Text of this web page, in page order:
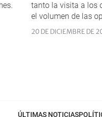
tanto la visita a los
el volumen de las
20 DE DICIEMBRE DE
ÚLTIMAS NOTICIAS